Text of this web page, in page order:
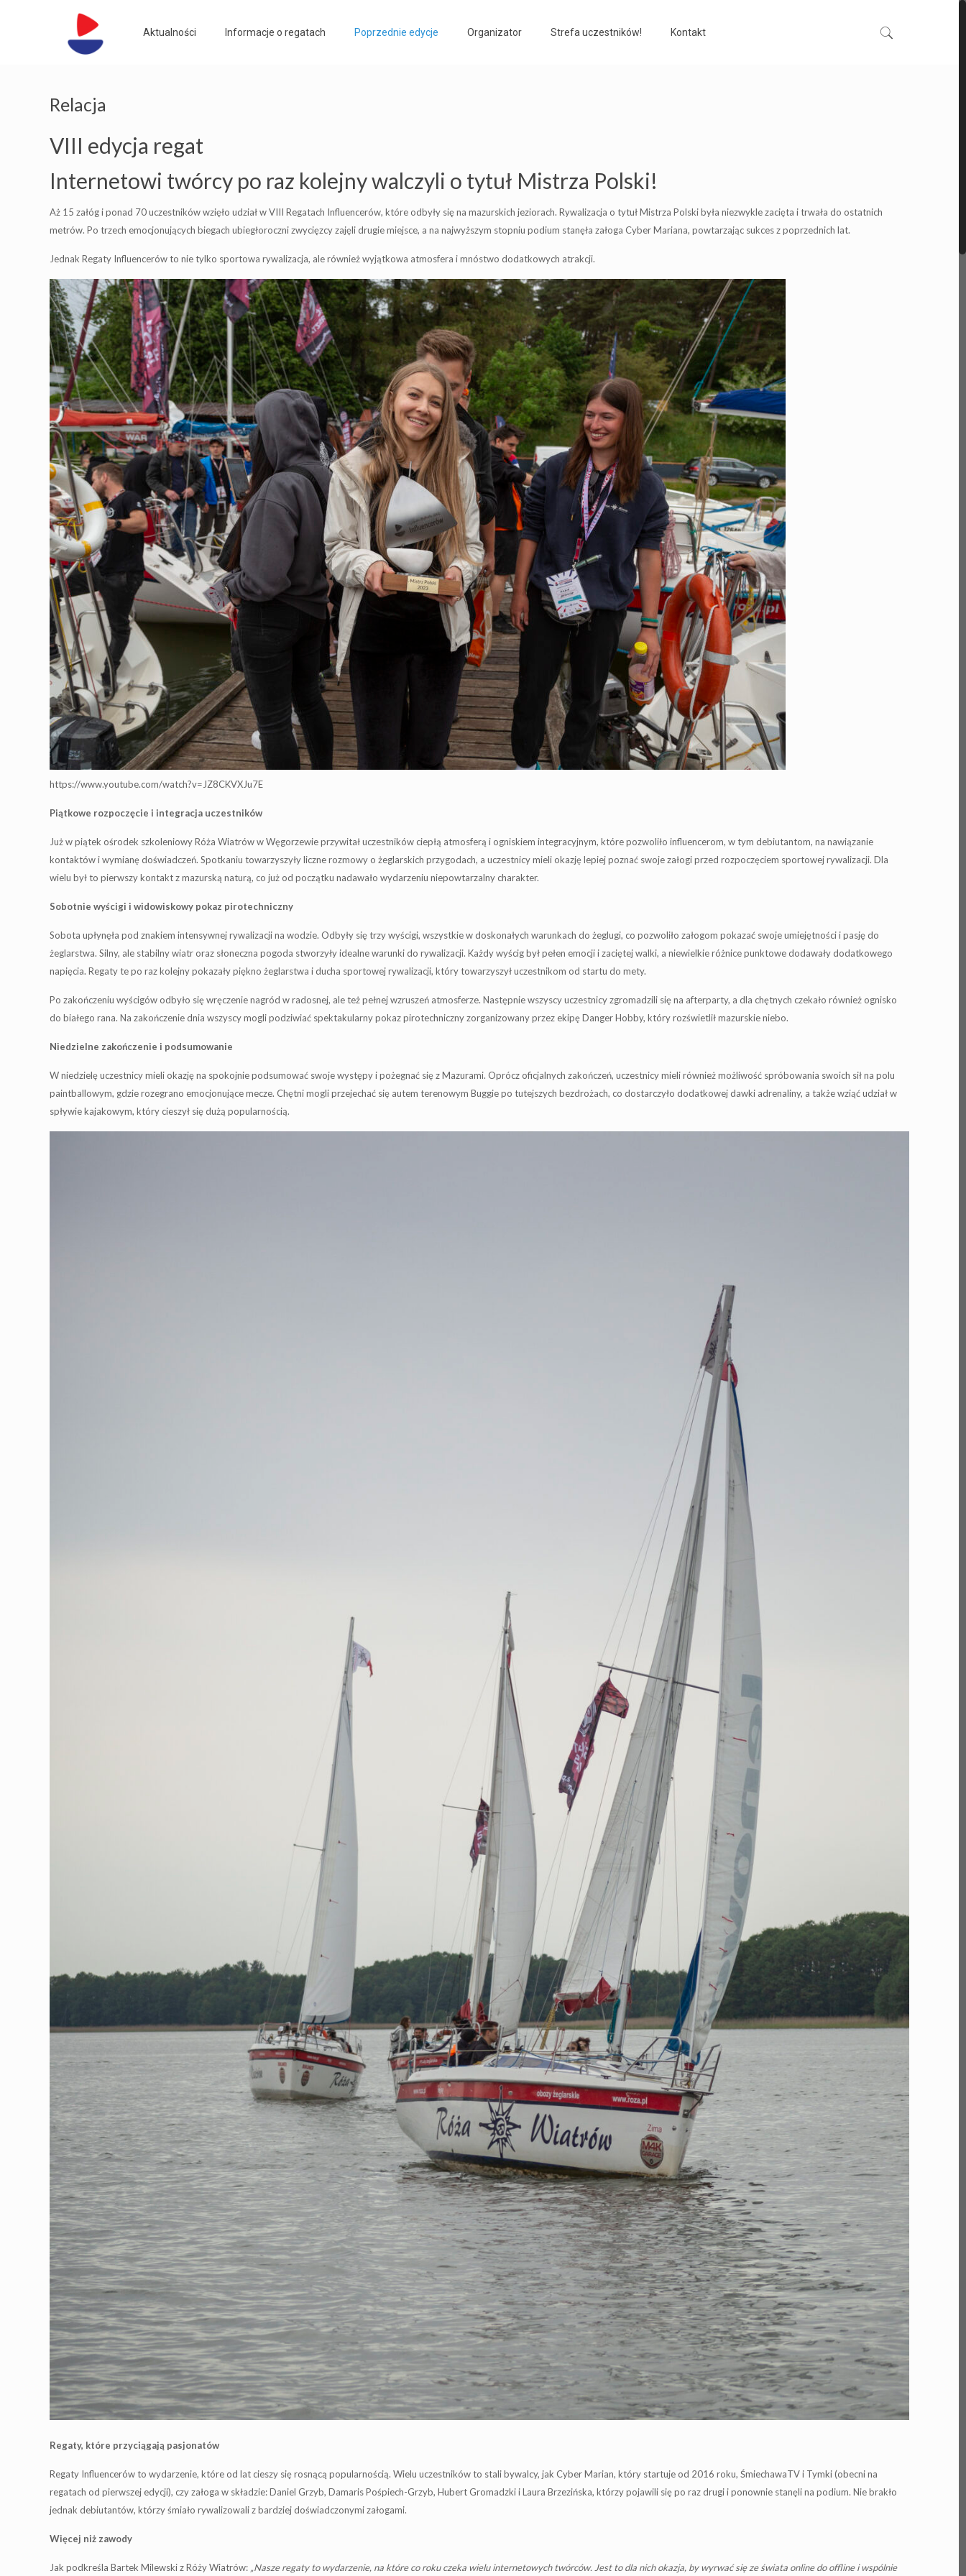
Aktualności Informacje o regatach Poprzednie edycje Organizator Strefa uczestników! Kontakt
Relacja
VIII edycja regat
Internetowi twórcy po raz kolejny walczyli o tytuł Mistrza Polski!
Aż 15 załóg i ponad 70 uczestników wzięło udział w VIII Regatach Influencerów, które odbyły się na mazurskich jeziorach. Rywalizacja o tytuł Mistrza Polski była niezwykle zacięta i trwała do ostatnich
metrów. Po trzech emocjonujących biegach ubiegłoroczni zwycięzcy zajęli drugie miejsce, a na najwyższym stopniu podium stanęła załoga Cyber Mariana, powtarzając sukces z poprzednich lat.
Jednak Regaty Influencerów to nie tylko sportowa rywalizacja, ale również wyjątkowa atmosfera i mnóstwo dodatkowych atrakcji.
https://www.youtube.com/watch?v=JZ8CKVXJu7E
Piątkowe rozpoczęcie i integracja uczestników
Już w piątek ośrodek szkoleniowy Róża Wiatrów w Węgorzewie przywitał uczestników ciepłą atmosferą i ogniskiem integracyjnym, które pozwoliło influencerom, w tym debiutantom, na nawiązanie
kontaktów i wymianę doświadczeń. Spotkaniu towarzyszyły liczne rozmowy o żeglarskich przygodach, a uczestnicy mieli okazję lepiej poznać swoje załogi przed rozpoczęciem sportowej rywalizacji. Dla
wielu był to pierwszy kontakt z mazurską naturą, co już od początku nadawało wydarzeniu niepowtarzalny charakter.
Sobotnie wyścigi i widowiskowy pokaz pirotechniczny
Sobota upłynęła pod znakiem intensywnej rywalizacji na wodzie. Odbyły się trzy wyścigi, wszystkie w doskonałych warunkach do żeglugi, co pozwoliło załogom pokazać swoje umiejętności i pasję do
żeglarstwa. Silny, ale stabilny wiatr oraz słoneczna pogoda stworzyły idealne warunki do rywalizacji. Każdy wyścig był pełen emocji i zaciętej walki, a niewielkie różnice punktowe dodawały dodatkowego
napięcia. Regaty te po raz kolejny pokazały piękno żeglarstwa i ducha sportowej rywalizacji, który towarzyszył uczestnikom od startu do mety.
Po zakończeniu wyścigów odbyło się wręczenie nagród w radosnej, ale też pełnej wzruszeń atmosferze. Następnie wszyscy uczestnicy zgromadzili się na afterparty, a dla chętnych czekało również ognisko
do białego rana. Na zakończenie dnia wszyscy mogli podziwiać spektakularny pokaz pirotechniczny zorganizowany przez ekipę Danger Hobby, który rozświetlił mazurskie niebo.
Niedzielne zakończenie i podsumowanie
W niedzielę uczestnicy mieli okazję na spokojnie podsumować swoje występy i pożegnać się z Mazurami. Oprócz oficjalnych zakończeń, uczestnicy mieli również możliwość spróbowania swoich sił na polu
paintballowym, gdzie rozegrano emocjonujące mecze. Chętni mogli przejechać się autem terenowym Buggie po tutejszych bezdrożach, co dostarczyło dodatkowej dawki adrenaliny, a także wziąć udział w
spływie kajakowym, który cieszył się dużą popularnością.
Regaty, które przyciągają pasjonatów
Regaty Influencerów to wydarzenie, które od lat cieszy się rosnącą popularnością. Wielu uczestników to stali bywalcy, jak Cyber Marian, który startuje od 2016 roku, ŚmiechawaTV i Tymki (obecni na
regatach od pierwszej edycji), czy załoga w składzie: Daniel Grzyb, Damaris Pośpiech-Grzyb, Hubert Gromadzki i Laura Brzezińska, którzy pojawili się po raz drugi i ponownie stanęli na podium. Nie brakło
jednak debiutantów, którzy śmiało rywalizowali z bardziej doświadczonymi załogami.
Więcej niż zawody
Jak podkreśla Bartek Milewski z Róży Wiatrów: „Nasze regaty to wydarzenie, na które co roku czeka wielu internetowych twórców. Jest to dla nich okazja, by wyrwać się ze świata online do offline i wspólnie